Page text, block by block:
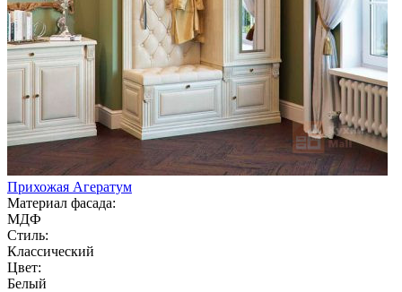
Прихожая Агератум
Материал фасада:
МДФ
Стиль:
Классический
Цвет:
Белый